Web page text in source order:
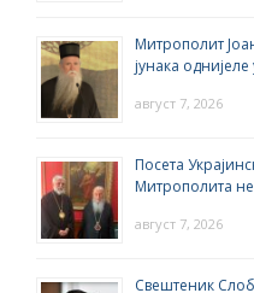
Митрополит
јунака
август 7, 2026
Посета
Митрополита
август 7, 2026
Свештеник